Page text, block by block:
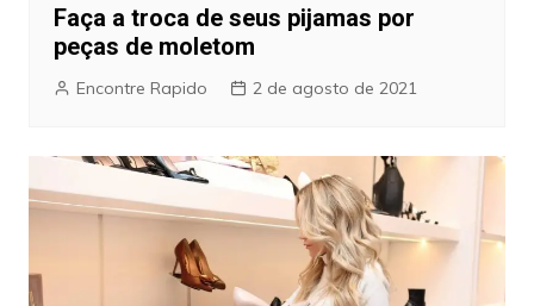
Faça a troca de seus pijamas por
peças de moletom
Encontre Rapido 2 de agosto de 2021